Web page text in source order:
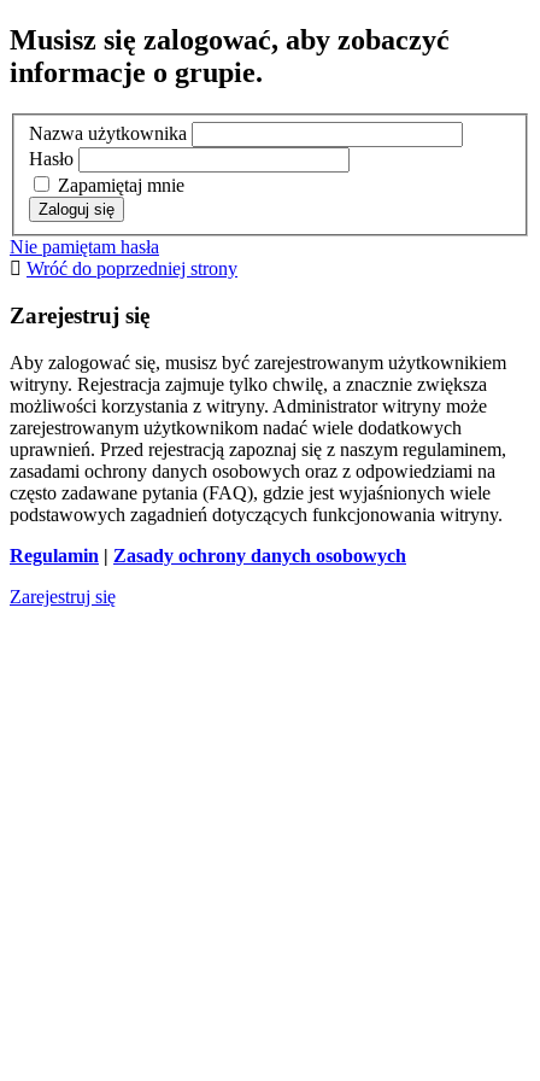
Musisz się zalogować, aby zobaczyć
informacje o grupie.
Nazwa użytkownika
Hasło
Zapamiętaj mnie
Nie pamiętam hasła
Wróć do poprzedniej strony
Zarejestruj się
Aby zalogować się, musisz być zarejestrowanym użytkownikiem
witryny. Rejestracja zajmuje tylko chwilę, a znacznie zwiększa
możliwości korzystania z witryny. Administrator witryny może
zarejestrowanym użytkownikom nadać wiele dodatkowych
uprawnień. Przed rejestracją zapoznaj się z naszym regulaminem,
zasadami ochrony danych osobowych oraz z odpowiedziami na
często zadawane pytania (FAQ), gdzie jest wyjaśnionych wiele
podstawowych zagadnień dotyczących funkcjonowania witryny.
Regulamin | Zasady ochrony danych osobowych
Zarejestruj się